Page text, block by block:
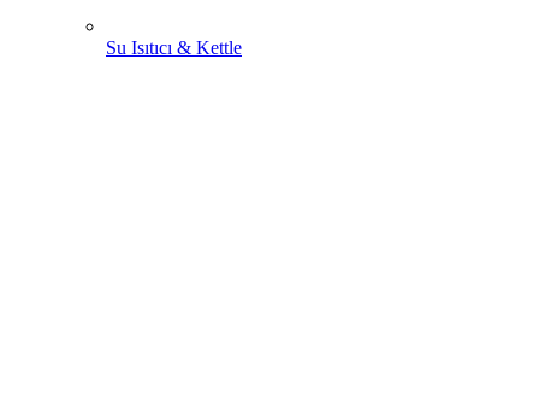
Su Isıtıcı & Kettle